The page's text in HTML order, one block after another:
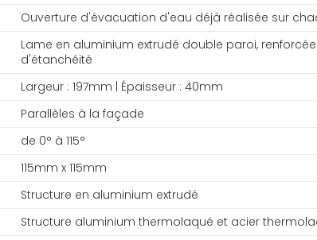
Ouverture d'évacuation d'eau déjà réalisée sur
Lame en aluminium extrudé double paroi,
d'étanchéité
Largeur : 197mm | Épaisseur : 40mm
Parallèles à la façade
de 0° à 115°
115mm x 115mm
Structure en aluminium extrudé
Structure aluminium thermolaqué et acier